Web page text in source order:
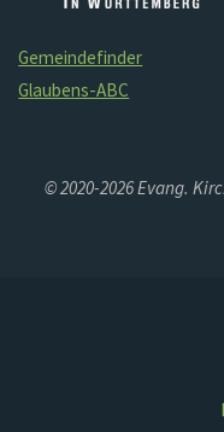
Gemeindefinder
Glaubens-ABC
© 2020-2026 Evang.